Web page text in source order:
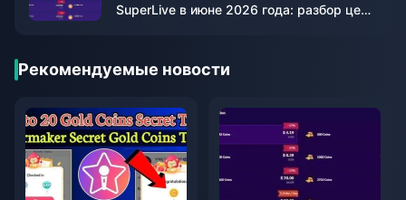
SuperLive в июне 2026 года: разбор цен
Рекомендуемые новости